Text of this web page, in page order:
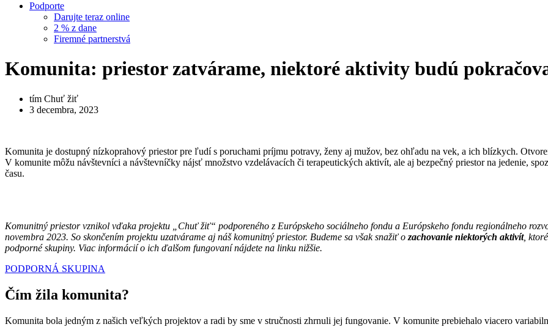
Podporte
Darujte teraz online
2 % z dane
Firemné partnerstvá
Komunita: priestor zatvárame, niektoré aktivity budú
tím Chuť žiť
3 decembra, 2023
Komunita je dostupný nízkoprahový priestor pre ľudí s poruchami príjmu potravy, ženy aj mužov, bez ohľadu na vek, a ich blízkych.
V komunite môžu návštevníci a návštevníčky nájsť množstvo vzdelávacích či terapeutických aktivít, ale aj bezpečný priestor na jedenie,
času.
Komunitný priestor vznikol vďaka projektu „Chuť žiť“ podporeného z Európskeho sociálneho fondu a Európskeho fondu regionálneho
novembra 2023. So skončením projektu uzatvárame aj náš komunitný priestor. Budeme sa však snažiť o zachovanie niektorých aktivít,
podporné skupiny. Viac informácií o ich ďalšom fungovaní nájdete na linku nižšie.
PODPORNÁ SKUPINA
Čím žila komunita?
Komunita bola jedným z našich veľkých projektov a radi by sme v stručnosti zhrnuli jej fungovanie. V komunite prebiehalo viacero